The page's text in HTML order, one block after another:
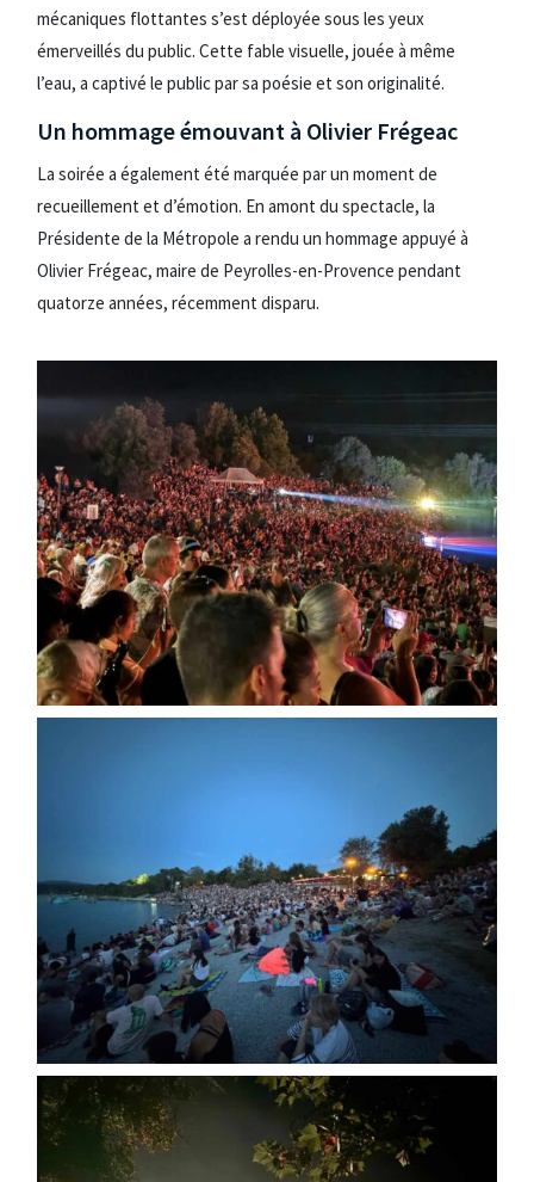
mécaniques flottantes s’est déployée sous les yeux
émerveillés du public. Cette fable visuelle, jouée à même
l’eau, a captivé le public par sa poésie et son originalité.
Un hommage émouvant à Olivier Frégeac
La soirée a également été marquée par un moment de
recueillement et d’émotion. En amont du spectacle, la
Présidente de la Métropole a rendu un hommage appuyé à
Olivier Frégeac, maire de Peyrolles-en-Provence pendant
quatorze années, récemment disparu.